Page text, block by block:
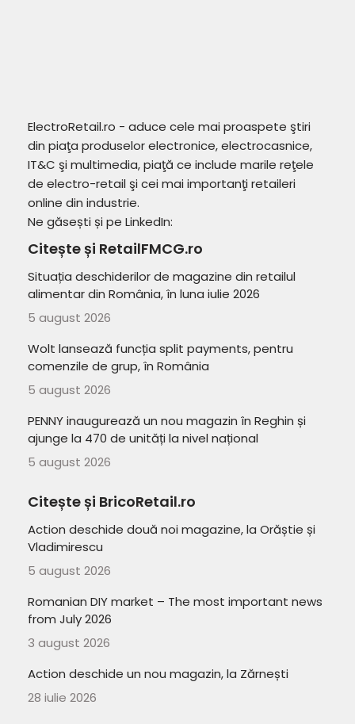
ElectroRetail.ro - aduce cele mai proaspete ştiri
din piaţa produselor electronice, electrocasnice,
IT&C şi multimedia, piaţă ce include marile reţele
de electro-retail şi cei mai importanţi retaileri
online din industrie.
Ne găsești și pe LinkedIn:
Citește și RetailFMCG.ro
Situația deschiderilor de magazine din retailul
alimentar din România, în luna iulie 2026
5 august 2026
Wolt lansează funcția split payments, pentru
comenzile de grup, în România
5 august 2026
PENNY inaugurează un nou magazin în Reghin și
ajunge la 470 de unități la nivel național
5 august 2026
Citește și BricoRetail.ro
Action deschide două noi magazine, la Orăștie și
Vladimirescu
5 august 2026
Romanian DIY market – The most important news
from July 2026
3 august 2026
Action deschide un nou magazin, la Zărnești
28 iulie 2026